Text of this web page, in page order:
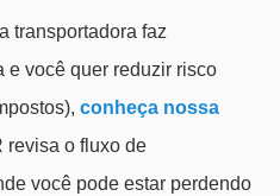
transportadora faz
e você quer reduzir risco
conheça nossa
revisa o fluxo de
você pode estar perdendo